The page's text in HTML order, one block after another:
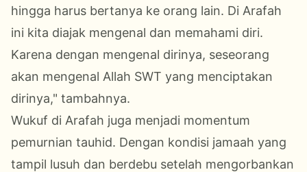
hingga harus bertanya ke orang lain. Di Arafah
ini kita diajak mengenal dan memahami diri.
Karena dengan mengenal dirinya, seseorang
akan mengenal Allah SWT yang menciptakan
dirinya," tambahnya.
Wukuf di Arafah juga menjadi momentum
pemurnian tauhid. Dengan kondisi jamaah yang
tampil lusuh dan berdebu setelah mengorbankan